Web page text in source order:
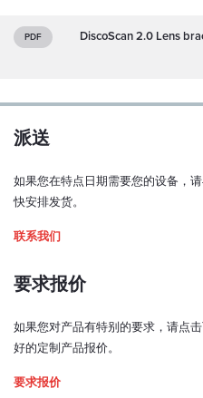
PDF
DiscoScan 2.0 Lens
派送
如果您在特点日期需要您的设备，
快安排发货。
联系我们
要求报价
如果您对产品有特别的要求，请点
好的定制产品报价。
要求报价